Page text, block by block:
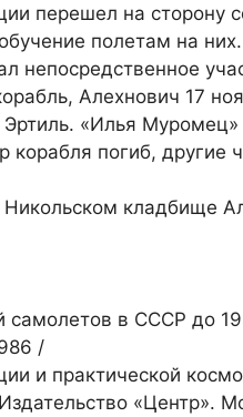
перешел на сторону
полетам на
непосредственное
Алехнович 17
Эртиль. «Илья
корабля погиб, другие
кладбище
самолетов в СССР до
/
и практической
«Центр».